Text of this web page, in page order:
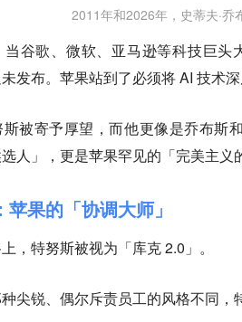
2011年和2026年，史蒂夫·乔
谷歌、微软、亚马逊等科技巨
发布。苹果站到了必须将 AI 技术
斯被寄予厚望，而他更像是乔布斯
选人」，更是苹果罕见的「完美主义
苹果的「协调大师」
，特努斯被视为「库克 2.0」。
尖锐、偶尔斥责员工的风格不同，